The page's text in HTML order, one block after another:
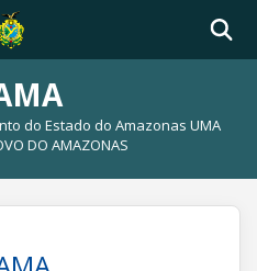
do Estado do Amazonas UMA
DO AMAZONAS